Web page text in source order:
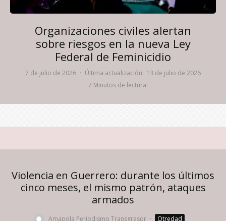
Organizaciones civiles alertan
sobre riesgos en la nueva Ley
Federal de Feminicidio
7 de julio de 2026 · Última actualización: 13 de julio de 2026
· 7 Minutos de lectura
Violencia en Guerrero: durante los últimos
cinco meses, el mismo patrón, ataques
armados
Amapola Periodismo Transgresor · Otredad ·